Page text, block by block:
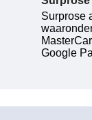
Surprose
Google